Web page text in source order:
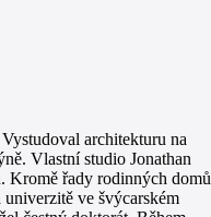
architekturu na
Vlastní studio Jonathan
Kromě řady rodinných domů
ve švýcarském